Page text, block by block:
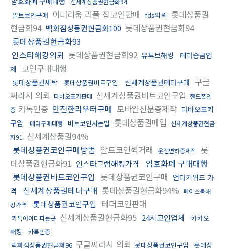
알트코인구매 이더리움 리플 잡코인판매 fds의뢰 롯데상품권
현금화94 백화점상품권현금화100 롯데상품권현금화94
롯데상품권현금화93
인스타해킹의뢰 롯데상품권현금화92 유튜브해킹
테더송금업
체 코인구매대행
롯데상품권세탁 롯데상품권비트구입 신세계상품권테더구매 구글
찌라시 의뢰 다바오포커판매 신세계상품권비트코인구입 핸드폰인
증 카톡인증 안전한라우터구매 모바일신분증제작 다바오포커
구입
테더구매대행 비트코인사는법 롯데상품권매입
신세계상품권현금
화91
신세계상품권94%
롯데상품권코인구매방법 알트코인퀵거래 운전면허증제작 롯
데상품권현금화91 인스타그램해킹가격
암호화폐 구매대행
롯데상품권비트코인구입 롯데상품권코인구매 언더키워드 가
격
신세계상품권테더구매 롯데상품권현금화94% 페이스북해
킹가격
롯데상품권코인구입 테더코인판매
카톡아이디파는곳 신세계상품권현금화95 24시코인업체
카카오
해킹
카톡인증
백화점상품권현금화96 구글찌라시 의뢰 롯데상품권코인구입
롯데상